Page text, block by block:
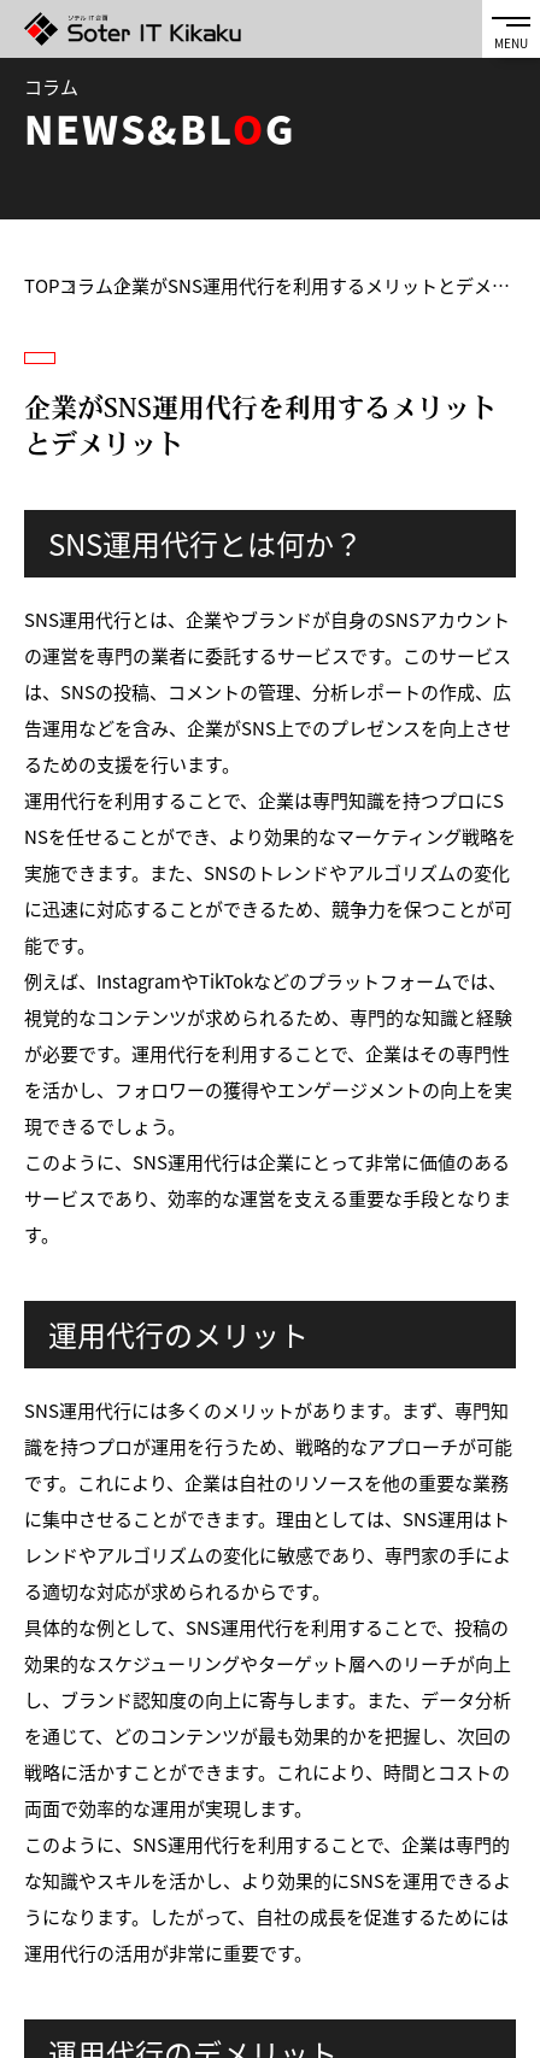
コラム
NEWS&BLOG
TOPコラム 企業がSNS運用代行を利用するメリットとデメリット
企業がSNS運用代行を利用するメリット
とデメリット
SNS運用代行とは何か？
SNS運用代行とは、企業やブランドが自身のSNSアカウント
の運営を専門の業者に委託するサービスです。このサービス
は、SNSの投稿、コメントの管理、分析レポートの作成、広
告運用などを含み、企業がSNS上でのプレゼンスを向上させ
るための支援を行います。
運用代行を利用することで、企業は専門知識を持つプロにS
NSを任せることができ、より効果的なマーケティング戦略を
実施できます。また、SNSのトレンドやアルゴリズムの変化
に迅速に対応することができるため、競争力を保つことが可
能です。
例えば、InstagramやTikTokなどのプラットフォームでは、
視覚的なコンテンツが求められるため、専門的な知識と経験
が必要です。運用代行を利用することで、企業はその専門性
を活かし、フォロワーの獲得やエンゲージメントの向上を実
現できるでしょう。
このように、SNS運用代行は企業にとって非常に価値のある
サービスであり、効率的な運営を支える重要な手段となりま
す。
運用代行のメリット
SNS運用代行には多くのメリットがあります。まず、専門知
識を持つプロが運用を行うため、戦略的なアプローチが可能
です。これにより、企業は自社のリソースを他の重要な業務
に集中させることができます。理由としては、SNS運用はト
レンドやアルゴリズムの変化に敏感であり、専門家の手によ
る適切な対応が求められるからです。
具体的な例として、SNS運用代行を利用することで、投稿の
効果的なスケジューリングやターゲット層へのリーチが向上
し、ブランド認知度の向上に寄与します。また、データ分析
を通じて、どのコンテンツが最も効果的かを把握し、次回の
戦略に活かすことができます。これにより、時間とコストの
両面で効率的な運用が実現します。
このように、SNS運用代行を利用することで、企業は専門的
な知識やスキルを活かし、より効果的にSNSを運用できるよ
うになります。したがって、自社の成長を促進するためには
運用代行の活用が非常に重要です。